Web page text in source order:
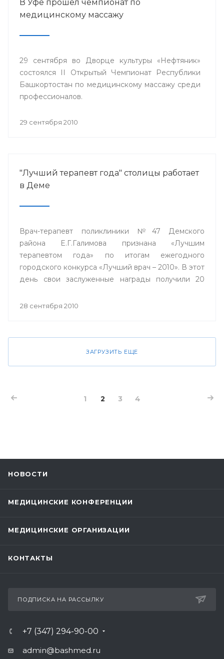
В Уфе прошел чемпионат по
медицинскому массажу
29 сентября во Дворце культуры «Нефтяник»
состоялся II Открытый Чемпионат Республики
Башкортостан по медицинскому массажу среди
профессионалов.
29 сентября 2010
"Лучший терапевт года" столицы работает
в Деме
Врач-терапевт поликлиники №47 Демского
района Е.Г.Галимова признана «Лучшим
терапевтом года» по итогам ежегодного
городского конкурса «Лучший врач – 2010». В этот
день свои заслуженные награды получили 20
конкурса, проходящего в столице вот уже в
28 сентября 2010
ЗАГРУЗИТЬ ЕЩЕ
1 2 3 4
НОВОСТИ
МЕДИЦИНСКИЕ КОНФЕРЕНЦИИ
МЕДИЦИНСКИЕ ОРГАНИЗАЦИИ
КОНТАКТЫ
ПОДПИСКА НА РАССЫЛКУ
+7 (347) 294-90-00
admin@bashmed.ru